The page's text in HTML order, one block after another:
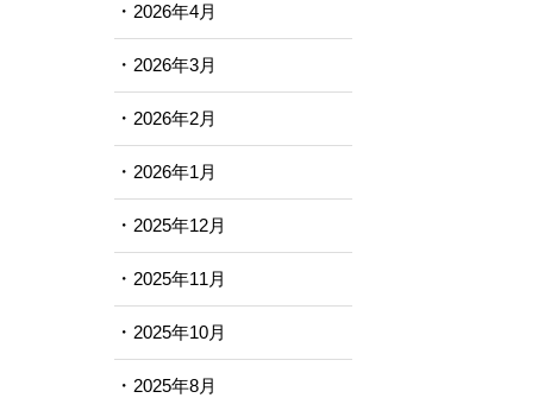
2026年4月
2026年3月
2026年2月
2026年1月
2025年12月
2025年11月
2025年10月
2025年8月